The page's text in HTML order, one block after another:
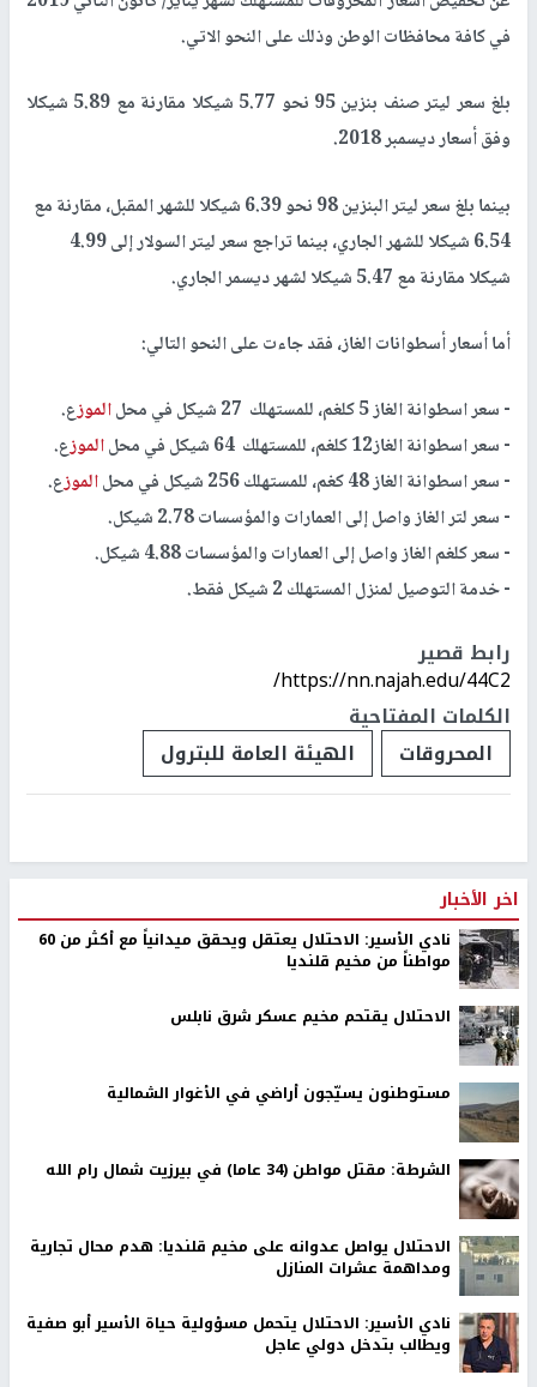
في كافة محافظات الوطن وذلك على النحو الاتي.
بلغ سعر ليتر صنف بنزين 95 نحو 5.77 شيكلا مقارنة مع 5.89 شيكلا
وفق أسعار ديسمبر 2018.
بينما بلغ سعر ليتر البنزين 98 نحو 6.39 شيكلا للشهر المقبل، مقارنة مع
6.54 شيكلا للشهر الجاري، بينما تراجع سعر ليتر السولار إلى 4.99
شيكلا مقارنة مع 5.47 شيكلا لشهر ديسمر الجاري.
أما أسعار أسطوانات الغاز، فقد جاءت على النحو التالي:
- سعر اسطوانة الغاز 5 كلغم، للمستهلك 27 شيكل في محل الموزع.
- سعر اسطوانة الغاز12 كلغم، للمستهلك 64 شيكل في محل
الموزع.
- سعر اسطوانة الغاز 48 كغم، للمستهلك 256 شيكل في محل
الموزع.
- سعر لتر الغاز واصل إلى العمارات والمؤسسات 2.78 شيكل.
- سعر كلغم الغاز واصل إلى العمارات والمؤسسات 4.88 شيكل.
- خدمة التوصيل لمنزل المستهلك 2 شيكل فقط.
رابط قصير
https://nn.najah.edu/44C2/
الكلمات المفتاحية
المحروقات
الهيئة العامة للبترول
أسعار العملات والمعادن
تم النشر بتاريخ:2019-01-23 08:45
ارشيفية
نابلس -
اليوم على النحو التالي:
الدولار الأمريكي: شراء 3.67 بيع 3.69 شيقل
الدينار الاردني: شراء 5.17 بيع 5.21 شيقل
اليورو الأوروبي: شراء 4.17 بيع 4.20 شيقل